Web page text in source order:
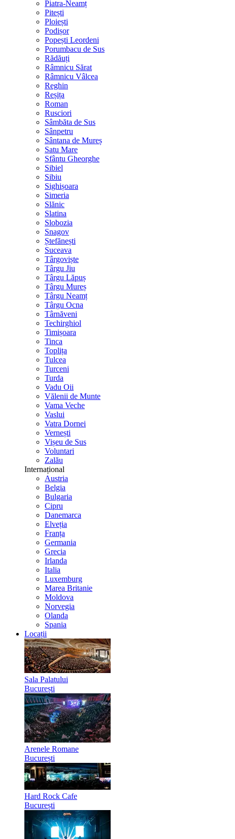
Piatra-Neamț
Pitești
Ploiești
Podișor
Popești Leordeni
Porumbacu de Sus
Rădăuți
Râmnicu Sărat
Râmnicu Vâlcea
Reghin
Reșița
Roman
Rusciori
Sâmbăta de Sus
Sânpetru
Sântana de Mureș
Satu Mare
Sfântu Gheorghe
Sibiel
Sibiu
Sighișoara
Simeria
Slănic
Slatina
Slobozia
Snagov
Ștefănești
Suceava
Târgoviște
Târgu Jiu
Târgu Lăpuș
Târgu Mureș
Târgu Neamț
Târgu Ocna
Târnăveni
Techirghiol
Timișoara
Tinca
Toplița
Tulcea
Turceni
Turda
Vadu Oii
Vălenii de Munte
Vama Veche
Vaslui
Vatra Dornei
Vernești
Vișeu de Sus
Voluntari
Zalău
Internațional
Austria
Belgia
Bulgaria
Cipru
Danemarca
Elveția
Franța
Germania
Grecia
Irlanda
Italia
Luxemburg
Marea Britanie
Moldova
Norvegia
Olanda
Spania
Locații
Sala Palatului
București
Arenele Romane
București
Hard Rock Cafe
București